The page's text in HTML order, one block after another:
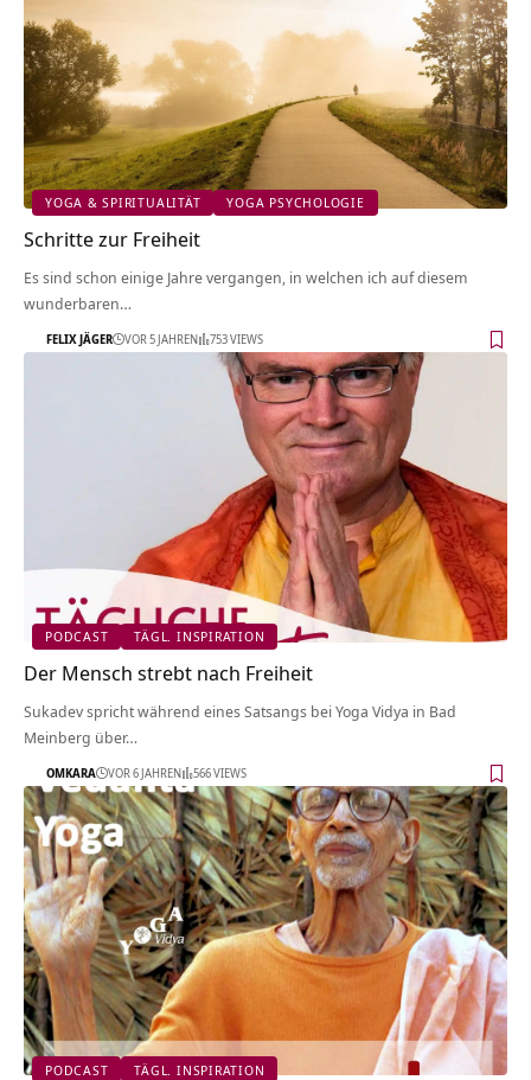
YOGA & SPIRITUALITÄT YOGA PSYCHOLOGIE
Schritte zur Freiheit
Es sind schon einige Jahre vergangen, in welchen ich auf diesem
wunderbaren…
FELIX JÄGER VOR 5 JAHREN 753 VIEWS
PODCAST TÄGL. INSPIRATION
Der Mensch strebt nach Freiheit
Sukadev spricht während eines Satsangs bei Yoga Vidya in Bad
Meinberg über…
OMKARA VOR 6 JAHREN 566 VIEWS
PODCAST TÄGL. INSPIRATION